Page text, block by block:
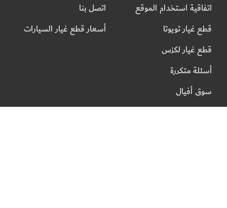
اتفاقية استخدام الموقع
قطع غيار تويوتا
قطع غيار لكزس
أسئلة متكررة
سوق أفيال
اتصل بنا
أسعار قطع غيار السيارات